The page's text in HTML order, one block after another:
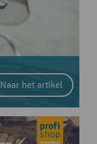
Naar het artikel